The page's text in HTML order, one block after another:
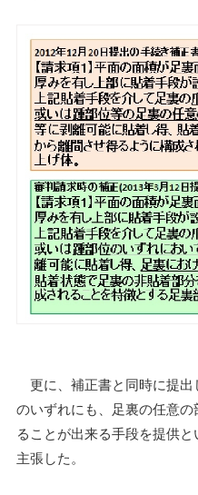
更に、補正書と同時に提出
のいずれにも、足裏の任意
ることが出来る手段を提供
主張した。